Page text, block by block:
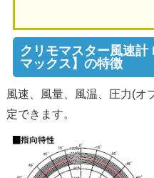
クリモマスター風速計
マックス】の特徴
風速、風量、風温、圧力(オ
定できます。